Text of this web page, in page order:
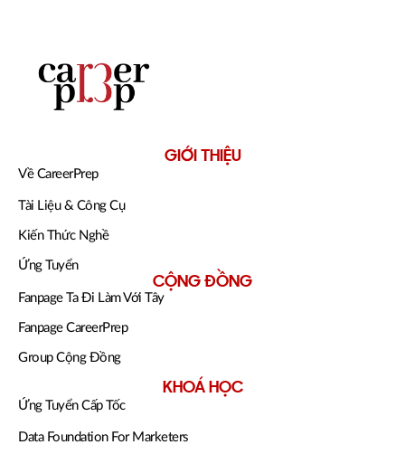
GIỚI THIỆU
Về CareerPrep
Tài Liệu & Công Cụ
Kiến Thức Nghề
Ứng Tuyển
CỘNG ĐỒNG
Fanpage Ta Đi Làm Với Tây
Fanpage CareerPrep
Group Cộng Đồng
KHOÁ HỌC
Ứng Tuyển Cấp Tốc
Data Foundation For Marketers